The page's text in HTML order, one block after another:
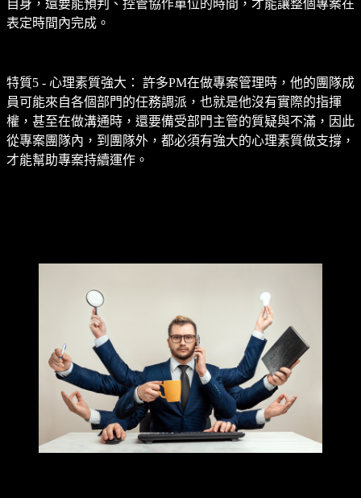
自身，還要能預判、控管協作單位的時間，才能讓整個專案在
表定時間內完成。
特質5 - 心理素質強大： 許多PM在做專案管理時，他的團隊成
員可能來自各個部門的任務調派，也就是他沒有實際的指揮
權，甚至在做溝通時，還要備受部門主管的質疑與不滿，因此
從專案團隊內，到團隊外，都必須有強大的心理素質做支撐，
才能幫助專案持續運作。